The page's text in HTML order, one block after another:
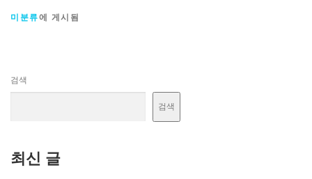
미분류에 게시됨
검색
검색
최신 글